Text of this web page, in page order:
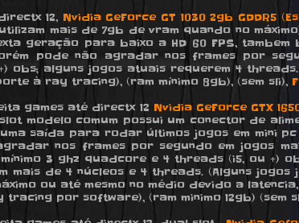
12, Nvidia GeForce GT 1030 2gb GDDR5
mais de 7gb de vram quando no
geração para baixo a HD 60 FPS, tambem
pode não agradar nos frames por
obs; alguns jogos atuais requerem 4
à ray tracing), (ram mínimo 8gb), (sem sli),
games até directx 12 Nvidia GeForce GTX
modelo comum possui um conector de
saída para rodar últimos jogos em mini
nos frames por segundo em jogos
3 ghz quadcore e 4 threads (i5, ou +)
mais de 4 núcleos e 4 threads. (Alguns
ou até mesmo no médio devido a
por software), (ram minimo 12gb) (sem